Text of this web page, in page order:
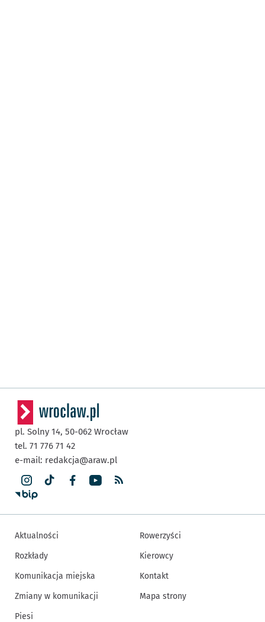
pl. Solny 14, 50-062 Wrocław
tel. 71 776 71 42
e-mail: redakcja@araw.pl
Aktualności
Rozkłady
Komunikacja miejska
Zmiany w komunikacji
Piesi
Rowerzyści
Kierowcy
Kontakt
Mapa strony